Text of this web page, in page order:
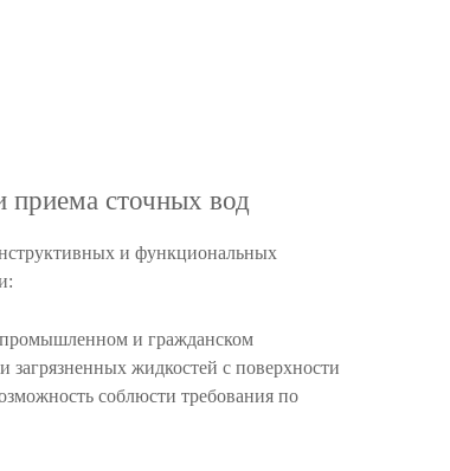
приема сточных вод
и функциональных
и гражданском
загрязненных жидкостей с поверхности
соблюсти требования по